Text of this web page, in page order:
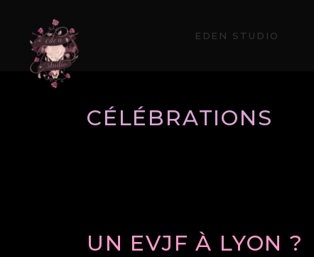
EDEN STUDIO
CÉLÉBRATIONS
UN EVJF À LYON ?